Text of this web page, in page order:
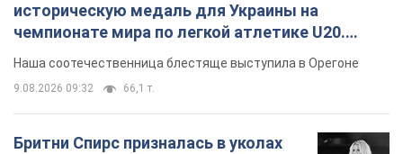
историческую медаль для Украины на
чемпионате мира по легкой атлетике U20.
Видео
Наша соотечественница блестяще выступила в Орегоне
9.08.2026 09:32 66,1 т.
Бритни Спирс призналась в уколах